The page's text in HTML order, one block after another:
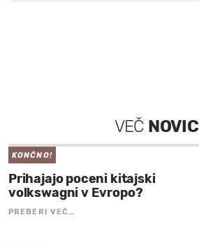
VEČ NOVIC
KONČNO!
Prihajajo poceni kitajski
volkswagni v Evropo?
PREBERI VEČ…